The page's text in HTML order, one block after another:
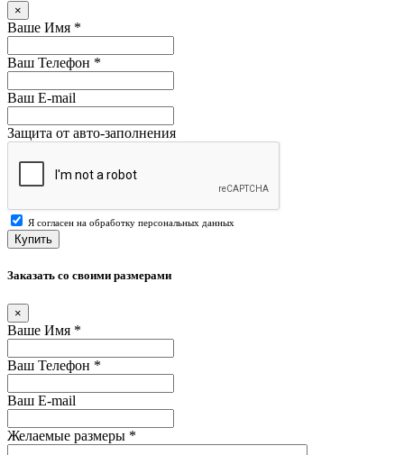
×
Ваше Имя *
Ваш Телефон *
Ваш E-mail
Защита от авто-заполнения
Я согласен на обработку персональных данных
Купить
Заказать со своими размерами
×
Ваше Имя *
Ваш Телефон *
Ваш E-mail
Желаемые размеры *